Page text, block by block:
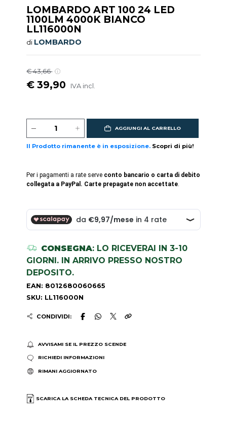
LOMBARDO ART 100 24 LED
1100LM 4000K BIANCO
LL116000N
di LOMBARDO
€ 43,66
€ 39,90 IVA incl.
AGGIUNGI AL CARRELLO
Il Prodotto rimanente è in esposizione. Scopri di più!
Per i pagamenti a rate serve conto bancario o carta di debito
collegata a PayPal. Carte prepagate non accettate
CONSEGNA: LO RICEVERAI IN 3-10
GIORNI. IN ARRIVO PRESSO NOSTRO
DEPOSITO.
EAN: 8012680060665
SKU: LL116000N
CONDIVIDI:
AVVISAMI SE IL PREZZO SCENDE
RICHIEDI INFORMAZIONI
RIMANI AGGIORNATO
SCARICA LA SCHEDA TECNICA DEL PRODOTTO